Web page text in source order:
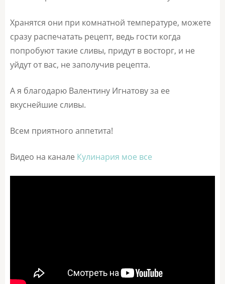
Хранятся они при комнатной температуре, можете
сразу распечатать рецепт, ведь гости когда
попробуют такие сливы, придут в восторг, и не
уйдут от вас, не заполучив рецепта.
А я благодарю Валентину Игнатову за ее
вкуснейшие сливы.
Всем приятного аппетита!
Видео на канале Кулинария мое все